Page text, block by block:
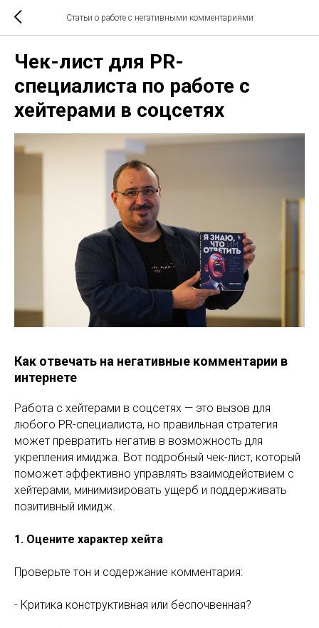
Статьи о работе с негативными комментариями
Чек-лист для PR-
специалиста по работе с
хейтерами в соцсетях
Как отвечать на негативные комментарии в
интернете
Работа с хейтерами в соцсетях — это вызов для
любого PR-специалиста, но правильная стратегия
может превратить негатив в возможность для
укрепления имиджа. Вот подробный чек-лист, который
поможет эффективно управлять взаимодействием с
хейтерами, минимизировать ущерб и поддерживать
позитивный имидж.
1. Оцените характер хейта
Проверьте тон и содержание комментария:
- Критика конструктивная или беспочвенная?